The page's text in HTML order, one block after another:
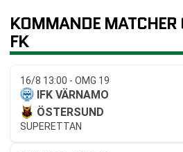
KOMMANDE
FK
16/8 13:00 - OMG 19
IFK VÄRNAMO
ÖSTERSUND
SUPERETTAN